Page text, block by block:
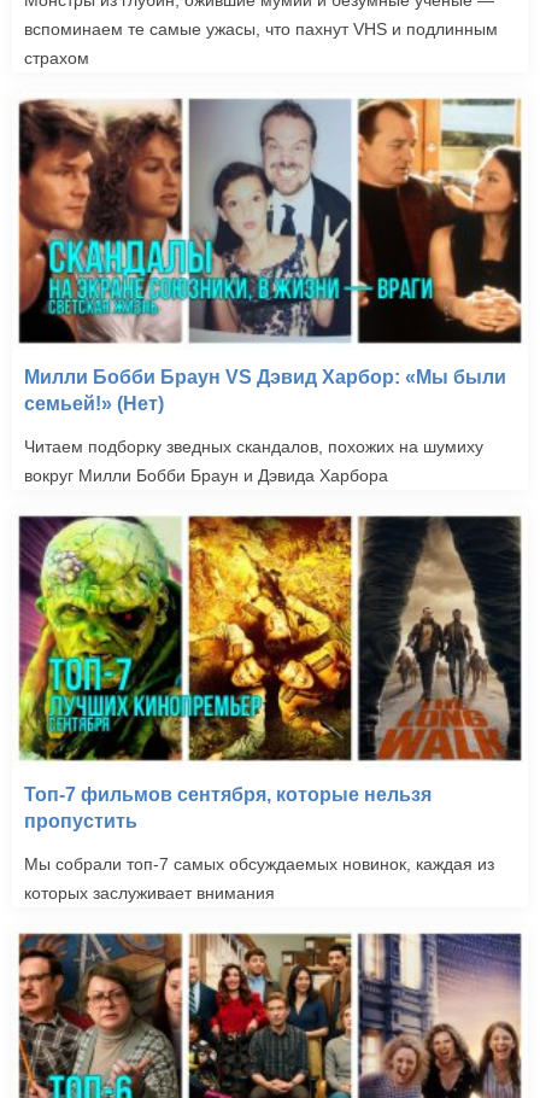
вспоминаем те самые ужасы, что пахнут VHS и подлинным
страхом
Милли Бобби Браун VS Дэвид Харбор: «Мы были
семьей!» (Нет)
Читаем подборку зведных скандалов, похожих на шумиху
вокруг Милли Бобби Браун и Дэвида Харбора
Топ-7 фильмов сентября, которые нельзя
пропустить
Мы собрали топ-7 самых обсуждаемых новинок, каждая из
которых заслуживает внимания